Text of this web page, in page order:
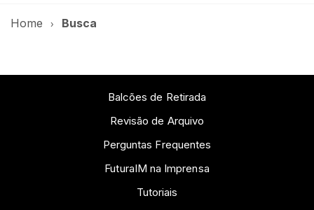
Home Busca
Balcões de Retirada
Revisão de Arquivo
Perguntas Frequentes
FuturaIM na Imprensa
Tutoriais